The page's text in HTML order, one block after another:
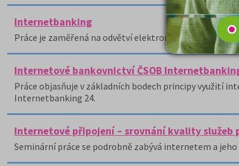
Internetbanking
Práce je zaměřená na odvětví elektronického
Internetové bankovnictví ČSOB
Práce objasňuje v základních bodech principy využití
Internetbanking 24.
Internetové připojení – srovnání kvality služeb
Seminární práce se podrobně zabývá internetem a